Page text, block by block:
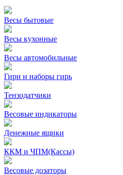
Весы бытовые
Весы кухонные
Весы автомобильные
Гири и наборы гирь
Тензодатчики
Весовые индикаторы
Денежные ящики
ККМ и ЧПМ(Кассы)
Весовые дозаторы